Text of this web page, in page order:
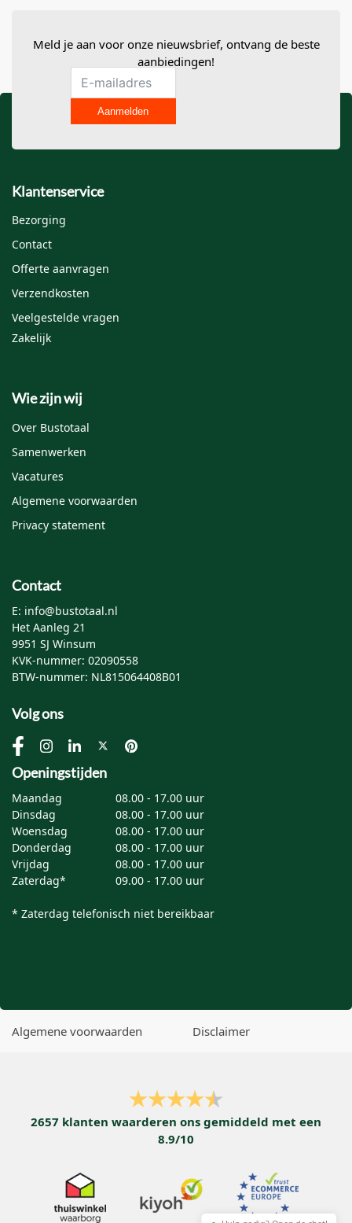
Meld je aan voor onze nieuwsbrief, ontvang de beste
aanbiedingen!
Aanmelden
Klantenservice
Bezorging
Contact
Offerte aanvragen
Verzendkosten
Veelgestelde vragen
Zakelijk
Wie zijn wij
Over Bustotaal
Samenwerken
Vacatures
Algemene voorwaarden
Privacy statement
Contact
E: info@bustotaal.nl
Het Aanleg 21
9951 SJ Winsum
KVK-nummer: 02090558
BTW-nummer: NL815064408B01
Volg ons
Openingstijden
Maandag
08.00 - 17.00 uur
Dinsdag
08.00 - 17.00 uur
Woensdag
08.00 - 17.00 uur
Donderdag
08.00 - 17.00 uur
Vrijdag
08.00 - 17.00 uur
Zaterdag*
09.00 - 17.00 uur
* Zaterdag telefonisch niet bereikbaar
Algemene voorwaarden Disclaimer
2657 klanten waarderen ons gemiddeld met een
8.9/10